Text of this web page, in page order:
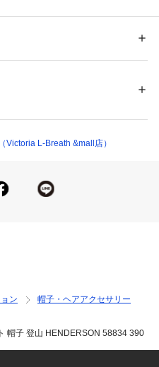
計測を行っておりますた
境により、掲載画像と実際の
。あらかじめご了承くださ
女性 アウトドア レジャー
対策 UV対策 熱中症対策 お
Victoria L-Breath &mall店）
ン
帽子・ヘアアクセサリー
帽子 登山 HENDERSON 58834 390